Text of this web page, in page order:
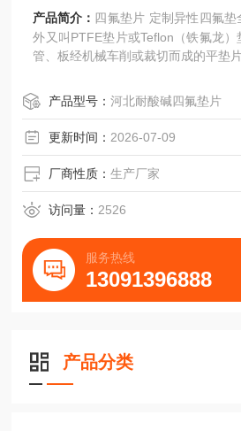
产品简介： 四氟垫片 定制异性四氟
外又叫PTFE垫片或Teflon（铁氟龙）
管、板经机械车削或裁切而成的平垫
氟乙烯pH值0-14（熔融的碱金属和
外）。其在-100℃～100℃之间能 够
压力10Mpa。
产品型号：河北耐酸碱四氟垫片
更新时间： 2026-07-09
厂商性质：生产厂家
访问量： 2526
服务热线
13091396888
产品分类